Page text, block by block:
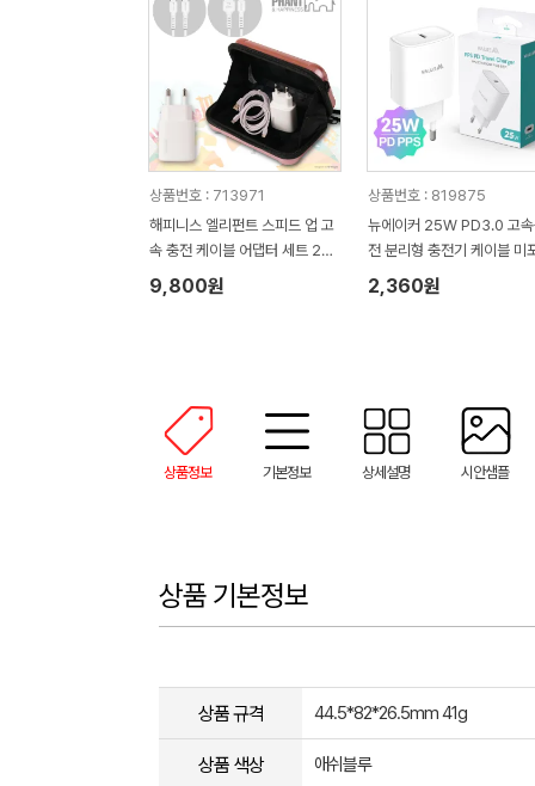
상품번호 : 713971
해피니스 엘리펀트 스피드 업 고
속 충전 케이블 어댑터 세트 20
w
9,800원
상품번호 : 819875
뉴에이커 25W PD3.0 고속
전 분리형 충전기 케이블 미
TC25W
2,360원
상품정보 기본정보 상세설명 시안샘플
상품 기본정보
상품 규격 44.5*82*26.5mm 41g
상품 색상 애쉬블루